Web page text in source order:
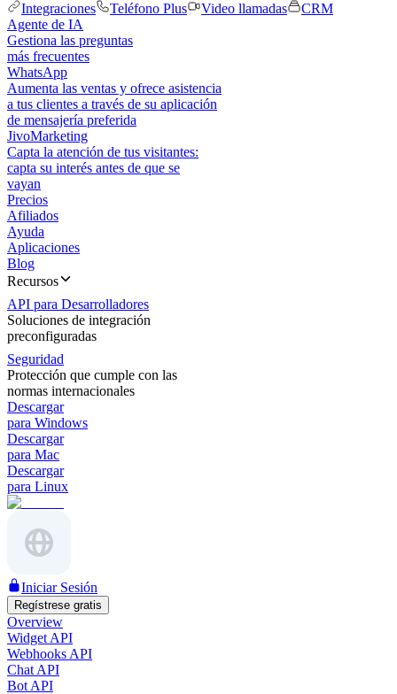
Integraciones
Teléfono Plus Video llamadas
CRM
Agente de IA
Gestiona las preguntas
más frecuentes
WhatsApp
Aumenta las ventas y ofrece asistencia
a tus clientes a través de su aplicación
de mensajería preferida
JivoMarketing
Capta la atención de tus visitantes:
capta su interés antes de que se
vayan
Precios
Afiliados
Ayuda
Aplicaciones
Blog
Recursos
API para Desarrolladores
Soluciones de integración
preconfiguradas
Seguridad
Protección que cumple con las
normas internacionales
Descargar
para Windows
Descargar
para Mac
Descargar
para Linux
Iniciar Sesión
Regístrese gratis
Overview
Widget API
Webhooks API
Chat API
Bot API